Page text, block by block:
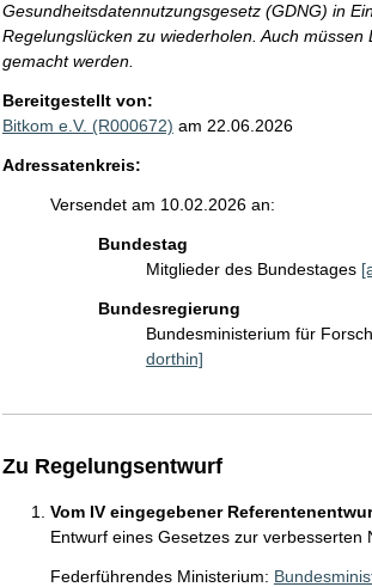
Gesundheitsdatennutzungsgesetz (GDNG) in
Regelungslücken zu wiederholen. Auch
gemacht werden.
Bereitgestellt von:
Bitkom e.V. (R000672) am 22.06.2026
Adressatenkreis:
Versendet am 10.02.2026 an:
Bundestag
Mitglieder des Bundestages
Bundesregierung
Bundesministerium für
dorthin]
Zu Regelungsentwurf
Vom IV eingegebener
Entwurf eines Gesetzes zur
Federführendes Ministerium: